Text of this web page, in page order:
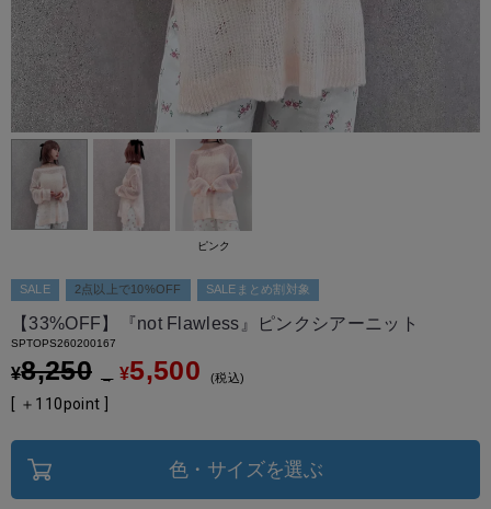
SALE 2点以上で10%OFF SALEまとめ割対象
【33%OFF】『not Flawless』ピンクシアーニット
SPTOPS260200167
¥8,250 → ¥5,500 税込
[ ＋ 110point ]
色・サイズを選ぶ
ピンク